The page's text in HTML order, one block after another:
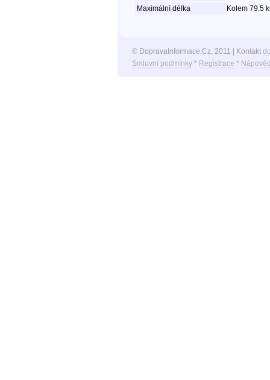
Maximální délka
Kolem 79.5
© DopravaInformace.Cz, 2011 | Kontakt
Smluvní podmínky* Registrace *